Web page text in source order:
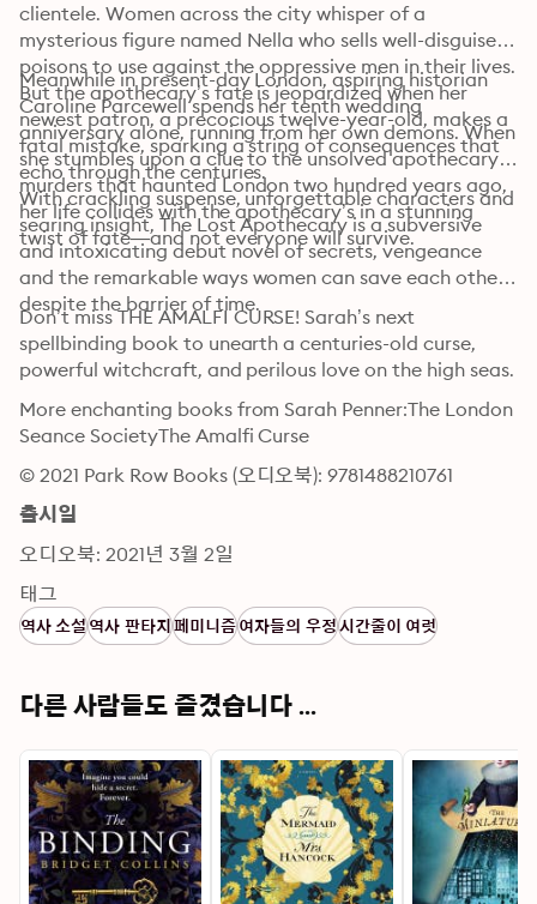
clientele. Women across the city whisper of a
mysterious figure named Nella who sells well-disguised
poisons to use against the oppressive men in their lives.
But the apothecary’s fate is jeopardized when her
newest patron, a precocious twelve-year-old, makes a
fatal mistake, sparking a string of consequences that
echo through the centuries.
Meanwhile in present-day London, aspiring historian
Caroline Parcewell spends her tenth wedding
anniversary alone, running from her own demons. When
she stumbles upon a clue to the unsolved apothecary
murders that haunted London two hundred years ago,
her life collides with the apothecary’s in a stunning
twist of fate—and not everyone will survive.
With crackling suspense, unforgettable characters and
searing insight, The Lost Apothecary is a subversive
and intoxicating debut novel of secrets, vengeance
and the remarkable ways women can save each other
despite the barrier of time.
Don’t miss THE AMALFI CURSE! Sarah’s next
spellbinding book to unearth a centuries-old curse,
More enchanting books from Sarah Penner:The London
Seance SocietyThe Amalfi Curse
© 2021 Park Row Books (오디오북): 9781488210761
출시일
오디오북: 2021년 3월 2일
태그
역사 소설역사 판타지페미니즘여자들의 우정시간줄이 여럿
다른 사람들도 즐겼습니다 ...